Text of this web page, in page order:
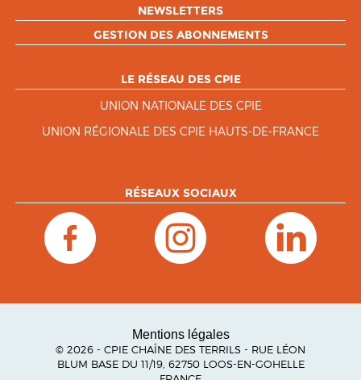
NEWSLETTERS
GESTION DES ABONNEMENTS
LE RÉSEAU DES CPIE
UNION NATIONALE DES CPIE
UNION RÉGIONALE DES CPIE HAUTS-DE-FRANCE
RÉSEAUX SOCIAUX
Mentions légales
© 2026 - CPIE CHAÎNE DES TERRILS - RUE LÉON
BLUM BASE DU 11/19, 62750 LOOS-EN-GOHELLE